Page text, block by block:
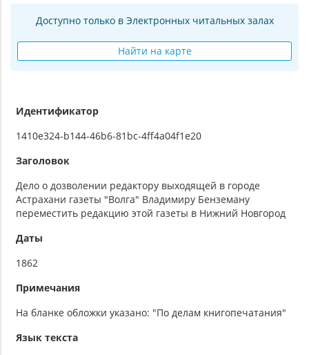
Доступно только в Электронных читальных залах
Найти на карте
Идентификатор
1410e324-b144-46b6-81bc-4ff4a04f1e20
Заголовок
Дело о дозволении редактору выходящей в городе
Астрахани газеты "Волга" Владимиру Бенземану
переместить редакцию этой газеты в Нижний Новгород
Даты
1862
Примечания
На бланке обложки указано: "По делам книгопечатания"
Язык текста